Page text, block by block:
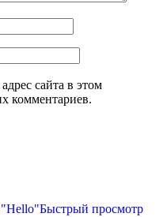
сайта в этом
комментариев.
Быстрый просмотр